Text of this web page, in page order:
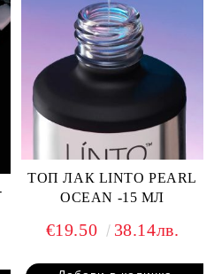
ТОП ЛАК LINTO PEARL
OCEAN -15 МЛ
€19.50 38.14лв.